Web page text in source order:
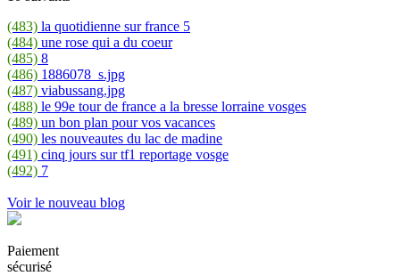
(483) la quotidienne sur france 5
(484) une rose qui a du coeur
(485) 8
(486) 1886078_s.jpg
(487) viabussang.jpg
(488) le 99e tour de france a la bresse lorraine vosges
(489) un bon plan pour vos vacances
(490) les nouveautes du lac de madine
(491) cinq jours sur tf1 reportage vosge
(492) 7
Voir le nouveau blog
Paiement
sécurisé